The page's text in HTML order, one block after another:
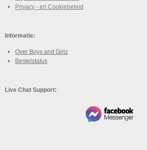
Privacy - en Cookiebeleid
Informatie:
Over Boys and Girlz
Bestelstatus
Live Chat Support: